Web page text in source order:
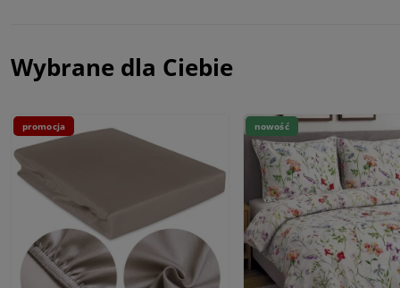
Wybrane dla Ciebie
promocja nowość